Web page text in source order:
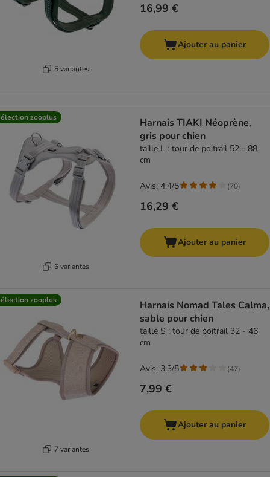
5 variantes
16,99 €
Ajouter au panier
zooplus
6 variantes
Harnais TIAKI Néoprène,
gris pour chien
taille L : tour de poitrail 52 - 88
cm
16,29 €
Avis: 4.4/5 (70)
Ajouter au panier
zooplus
7 variantes
Harnais Nomad Tales Calma,
sable pour chien
taille S : tour de poitrail 32 - 46
cm
7,99 €
Avis: 3.3/5 (47)
Ajouter au panier